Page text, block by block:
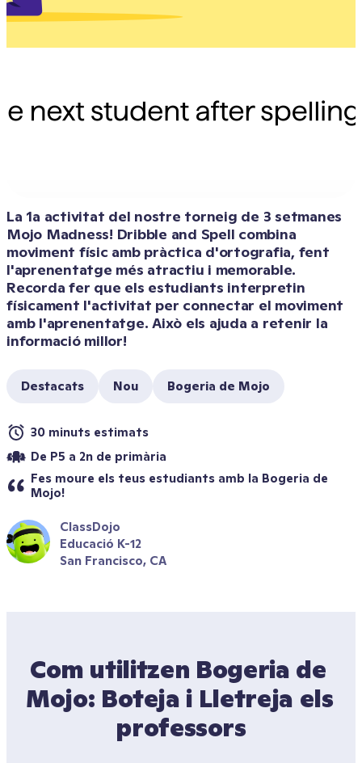
La 1a activitat del nostre torneig de 3 setmanes
Mojo Madness! Dribble and Spell combina
moviment físic amb pràctica d'ortografia, fent
l'aprenentatge més atractiu i memorable.
Recorda fer que els estudiants interpretin
físicament l'activitat per connectar el moviment
amb l'aprenentatge. Això els ajuda a retenir la
informació millor!
Destacats Nou Bogeria de Mojo
30 minuts estimats
De P5 a 2n de primària
Fes moure els teus estudiants amb la Bogeria de
Mojo!
ClassDojo
Educació K-12
San Francisco, CA
Com utilitzen Bogeria de
Mojo: Boteja i Lletreja els
professors